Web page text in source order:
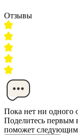
Отзывы
Пока нет ни одного
Поделитесь первым
поможет следующим